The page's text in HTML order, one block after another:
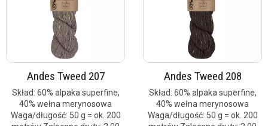
Andes Tweed 207
Skład: 60% alpaka superfine,
40% wełna merynosowa
Waga/długość: 50 g = ok. 200
Andes Tweed 208
Skład: 60% alpaka superfine,
40% wełna merynosowa
Waga/długość: 50 g = ok. 200